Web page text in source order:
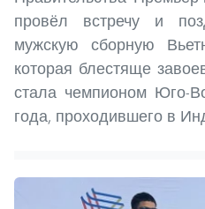
провёл встречу и
мужскую сборную
которая блестяще
стала чемпионом Юго-
года, проходившего в